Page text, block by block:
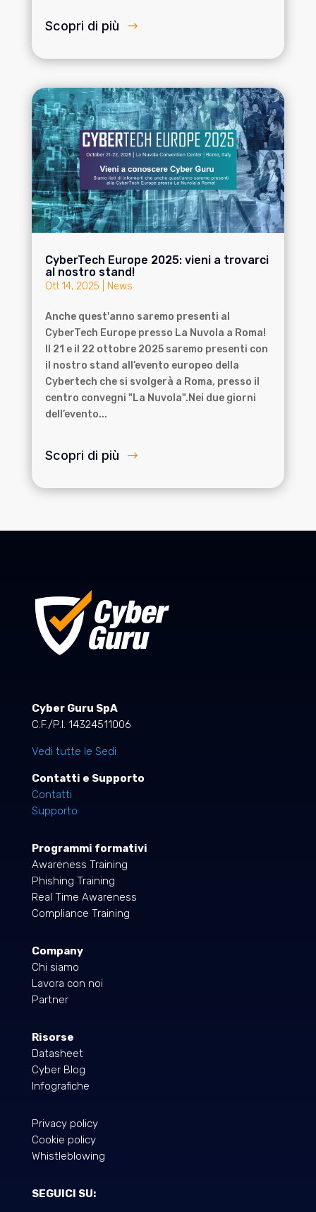
Scopri di più
CyberTech Europe 2025: vieni a trovarci
al nostro stand!
Ott 14, 2025 News
Anche quest'anno saremo presenti al
CyberTech Europe presso La Nuvola a Roma!
Il 21 e il 22 ottobre 2025 saremo presenti con
il nostro stand all’evento europeo della
Cybertech che si svolgerà a Roma, presso il
centro convegni "La Nuvola".Nei due giorni
dell’evento...
Scopri di più
Cyber Guru SpA
C.F./P.I. 14324511006
Vedi tutte le Sedi
Contatti e Supporto
Contatti
Supporto
Programmi formativi
Awareness Training
Phishing Training
Real Time Awareness
Compliance Training
Company
Chi siamo
Lavora con noi
Partner
Risorse
Datasheet
Cyber Blog
Infografiche
Privacy policy
Cookie policy
Whistleblowing
SEGUICI SU: